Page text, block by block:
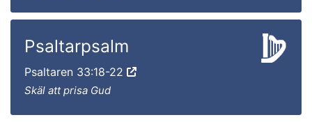
Psaltarpsalm
Psaltaren 33:18-22
Skäl att prisa Gud